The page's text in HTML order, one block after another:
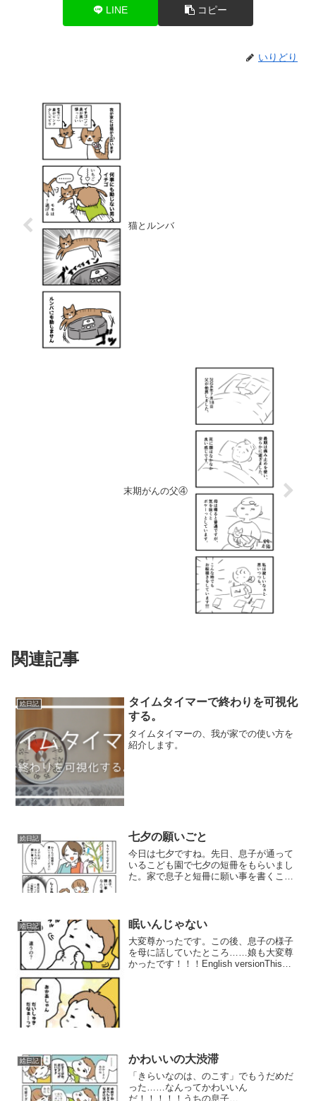
LINE コピー
いりどり
猫とルンバ
末期がんの父④
関連記事
絵日記
タイムタイマーで終わりを可視化
する。
タイムタイマーの、我が家での使い方を
紹介します。
絵日記 七夕の願いごと
今日は七夕ですね。先日、息子が通って
いるこども園で七夕の短冊をもらいまし
た。家で息子と短冊に願い事を書くこと
賊王になるっ！！...
絵日記 眠いんじゃない
大変尊かったです。この後、息子の様子
を母に話していたところ……娘も大変尊
かったです！！！English versionThis
絵日記 かわいいの大渋滞
「きらいなのは、のこす」でもうだめだ
った……なんってかわいいん
だ！！！！！うちの息子